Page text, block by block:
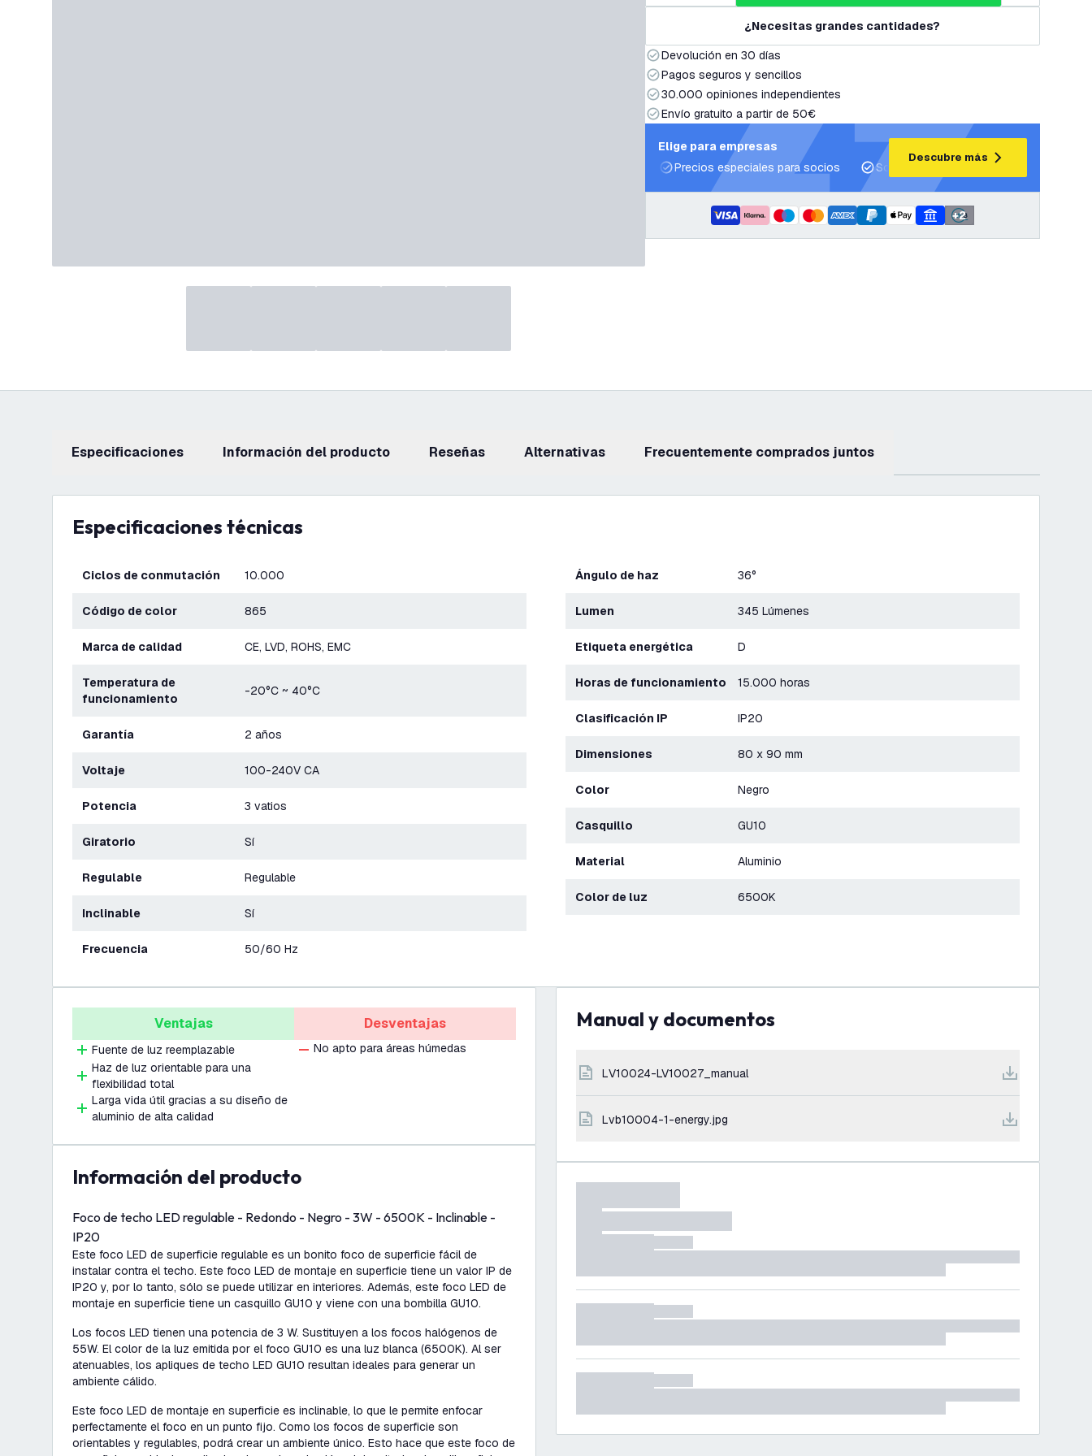
¿Necesitas grandes cantidades?
Devolución en 30 días
Pagos seguros y sencillos
30.000 opiniones independientes
Envío gratuito a partir de 50€
Elige para empresas
Precios especiales para socios
Soporte para proyectos y planes de
Descubre más
+2
Especificaciones información del producto reseñas Alternativas Frecuentemente comprados juntos
Especificaciones técnicas
Ciclos de conmutación 10.000
Código de color 865
Marca de calidad CE, LVD, ROHS, EMC
Temperatura de
funcionamiento
-20°C ~ 40°C
Garantía 2 años
Voltaje 100-240V CA
Potencia 3 vatios
Giratorio Sí
Regulable Regulable
Inclinable Sí
Frecuencia 50/60 Hz
Ángulo de haz 36°
Lumen 345 Lúmenes
Etiqueta energética D
Horas de funcionamiento 15.000 horas
Clasificación IP IP20
Dimensiones 80 x 90 mm
Color Negro
Casquillo GU10
Material Aluminio
Color de luz 6500K
Ventajas
Fuente de luz reemplazable
Haz de luz orientable para una
flexibilidad total
Larga vida útil gracias a su diseño de
aluminio de alta calidad
Desventajas
No apto para áreas húmedas
información del producto
Foco de techo LED regulable - Redondo - Negro - 3W - 6500K - Inclinable -
IP20
Este foco LED de superficie regulable es un bonito foco de superficie fácil de
instalar contra el techo. Este foco LED de montaje en superficie tiene un valor IP de
IP20 y, por lo tanto, sólo se puede utilizar en interiores. Además, este foco LED de
montaje en superficie tiene un casquillo GU10 y viene con una bombilla GU10.
Los focos LED tienen una potencia de 3 W. Sustituyen a los focos halógenos de
55W. El color de la luz emitida por el foco GU10 es una luz blanca (6500K). Al ser
atenuables, los apliques de techo LED GU10 resultan ideales para generar un
ambiente cálido.
Este foco LED de montaje en superficie es inclinable, lo que le permite enfocar
perfectamente el foco en un punto fijo. Como los focos de superficie son
orientables y regulables, podrá crear un ambiente único. Esto hace que este foco de
Manual y documentos
LV10024-LV10027_manual
lvb10004-1-energy.jpg